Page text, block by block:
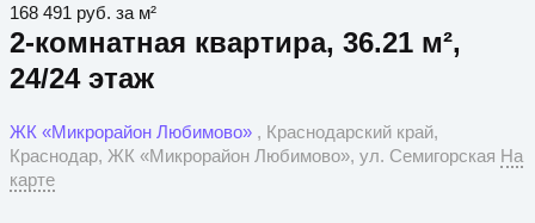
2-комнатная квартира, 36.21 м²,
24/24 этаж
ЖК «Микрорайон Любимово» , Краснодарский край,
Краснодар, ЖК «Микрорайон Любимово», ул. Семигорская На
карте
168 491 руб. за м²